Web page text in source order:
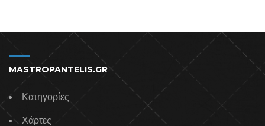
MASTROPANTELIS.GR
Κατηγορίες
Χάρτες